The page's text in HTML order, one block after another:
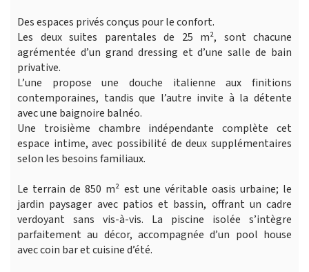
Des espaces privés conçus pour le confort.
Les deux suites parentales de 25 m², sont chacune
agrémentée d’un grand dressing et d’une salle de bain
privative.
L’une propose une douche italienne aux finitions
contemporaines, tandis que l’autre invite à la détente
avec une baignoire balnéo.
Une troisième chambre indépendante complète cet
espace intime, avec possibilité de deux supplémentaires
selon les besoins familiaux.
Le terrain de 850 m² est une véritable oasis urbaine; le
jardin paysager avec patios et bassin, offrant un cadre
verdoyant sans vis-à-vis. La piscine isolée s’intègre
parfaitement au décor, accompagnée d’un pool house
avec coin bar et cuisine d’été.